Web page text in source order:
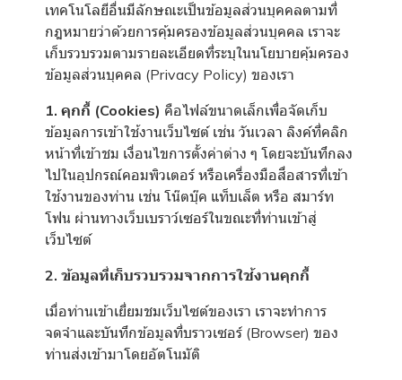
เทคโนโลยีอื่นมีลักษณะเป็นข้อมูลส่วนบุคคลตามที่
กฎหมายว่าด้วยการคุ้มครองข้อมูลส่วนบุคคล เราจะ
เก็บรวบรวมตามรายละเอียดที่ระบุในนโยบายคุ้มครอง
ข้อมูลส่วนบุคคล (Privacy Policy) ของเรา
1. คุกกี้ (Cookies) คือไฟล์ขนาดเล็กเพื่อจัดเก็บ
ข้อมูลการเข้าใช้งานเว็บไซต์ เช่น วันเวลา ลิงค์ที่คลิก
หน้าที่เข้าชม เงื่อนไขการตั้งค่าต่าง ๆ โดยจะบันทึกลง
ไปในอุปกรณ์คอมพิวเตอร์ หรือเครื่องมือสื่อสารที่เข้า
ใช้งานของท่าน เช่น โน๊ตบุ๊ค แท็บเล็ต หรือ สมาร์ท
โฟน ผ่านทางเว็บเบราว์เซอร์ในขณะที่ท่านเข้าสู่
เว็บไซต์
2. ข้อมูลที่เก็บรวบรวมจากการใช้งานคุกกี้
เมื่อท่านเข้าเยี่ยมชมเว็บไซต์ของเรา เราจะทำการ
จดจำและบันทึกข้อมูลที่บราวเซอร์ (Browser) ของ
ท่านส่งเข้ามาโดยอัตโนมัติ